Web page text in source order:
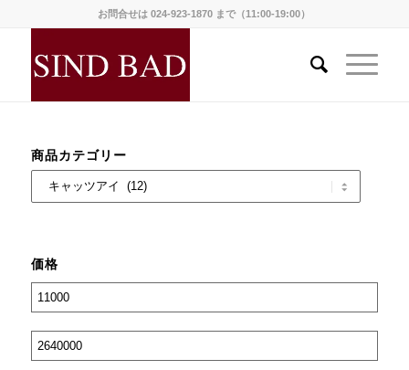
お問合せは 024-923-1870 まで（11:00-19:00）
商品カテゴリー
価格